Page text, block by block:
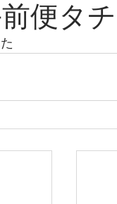
便タ